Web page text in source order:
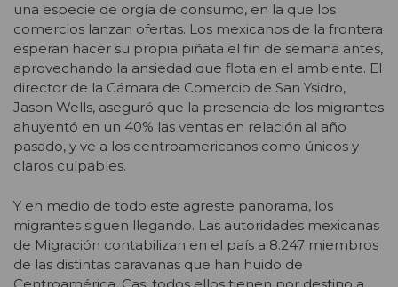
una especie de orgía de consumo, en la que los
comercios lanzan ofertas. Los mexicanos de la frontera
esperan hacer su propia piñata el fin de semana antes,
aprovechando la ansiedad que flota en el ambiente. El
director de la Cámara de Comercio de San Ysidro,
Jason Wells, aseguró que la presencia de los migrantes
ahuyentó en un 40% las ventas en relación al año
pasado, y ve a los centroamericanos como únicos y
claros culpables.
Y en medio de todo este agreste panorama, los
migrantes siguen llegando. Las autoridades mexicanas
de Migración contabilizan en el país a 8.247 miembros
de las distintas caravanas que han huido de
Centroamérica. Casi todos ellos tienen por destino a